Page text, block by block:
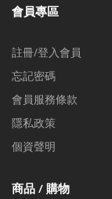
會員專區
註冊/登入會員
忘記密碼
會員服務條款
隱私政策
個資聲明
商品 / 購物